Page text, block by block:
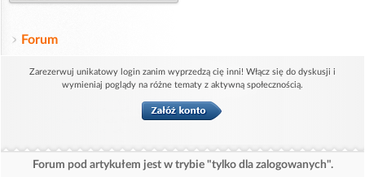
Forum
Zarezerwuj unikatowy login zanim wyprzedzą cię inni! Włącz się do dyskusji i
wymieniaj poglądy na różne tematy z aktywną społecznością.
Forum pod artykułem jest w trybie "tylko dla zalogowanych".